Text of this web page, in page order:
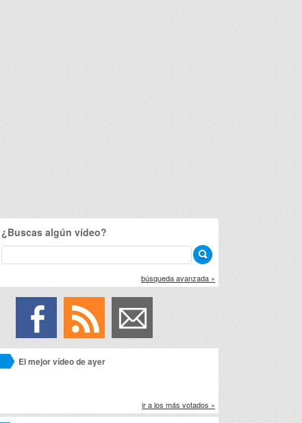
¿Buscas algún vídeo?
búsqueda avanzada »
El mejor vídeo de ayer
ir a los más votados »